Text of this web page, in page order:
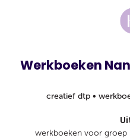
Werkboeken
creatief dtp •
werkboeken voor groep